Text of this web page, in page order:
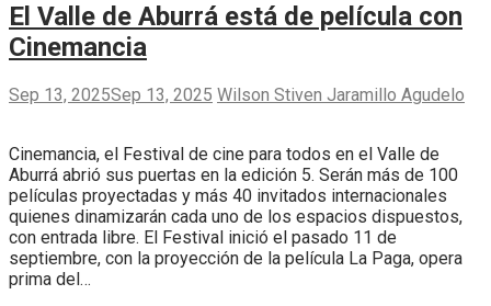
El Valle de Aburrá está de película con
Cinemancia
Sep 13, 2025Sep 13, 2025 Wilson Stiven Jaramillo Agudelo
Cinemancia, el Festival de cine para todos en el Valle de
Aburrá abrió sus puertas en la edición 5. Serán más de 100
películas proyectadas y más 40 invitados internacionales
quienes dinamizarán cada uno de los espacios dispuestos,
con entrada libre. El Festival inició el pasado 11 de
septiembre, con la proyección de la película La Paga, opera
prima del…